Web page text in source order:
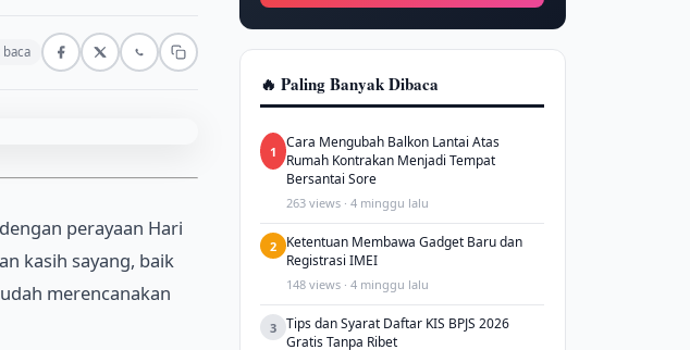
perayaan Hari
kasih sayang, baik
merencanakan
🔥 Paling Banyak Dibaca
1
Cara Mengubah Balkon Lantai Atas
Rumah Kontrakan Menjadi Tempat
Bersantai Sore
263 views · 4 minggu lalu
2
Ketentuan Membawa Gadget Baru dan
Registrasi IMEI
148 views · 4 minggu lalu
3
Tips dan Syarat Daftar KIS BPJS 2026
Gratis Tanpa Ribet